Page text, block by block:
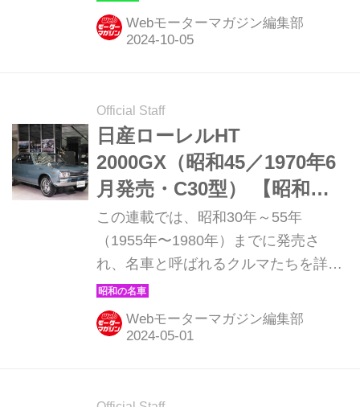
100台限定で導入するとと発表した。
車両価格は849万円で、全国のジープ
Webモーターマガジン編集部
Official Staff
日産ローレルHT
2000GX（昭和45／1970年6
月発売・C30型） 【昭和の
名車・完全版ダイジェスト
057】
この連載では、昭和30年～55年
（1955年〜1980年）までに発売さ
れ、名車と呼ばれるクルマたちを詳細
に紹介しよう。その第57回目は、ラグ
ジュアリーさとスポーツ性を兼ね備え
た日産ローレルHT 2000GXの登場だ。
Webモーターマガジン編集部